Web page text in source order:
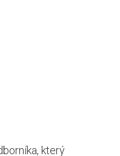
který